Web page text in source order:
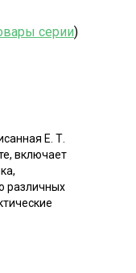
серии)
Е. Т.
включает
различных